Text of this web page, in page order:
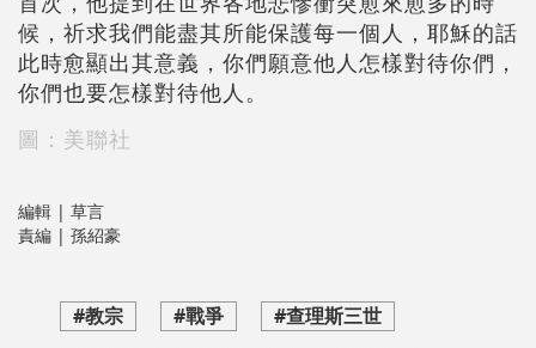
候，祈求我們能盡其所能保護每一個人，耶穌的話
此時愈顯出其意義，你們願意他人怎樣對待你們，
你們也要怎樣對待他人。
圖：美聯社
編輯 | 草言
責編 | 孫紹豪
#教宗 #戰爭
#查理斯三世